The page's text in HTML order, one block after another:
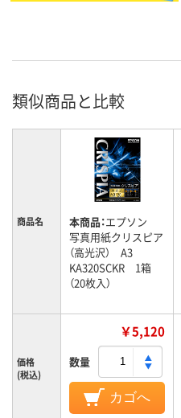
類似商品と比較
商品名 本商品：エプソン
写真用紙クリスピア
（高光沢） A3
KA320SCKR 1箱
（20枚入）
価格
(税込)
￥5,120
数量
カゴへ